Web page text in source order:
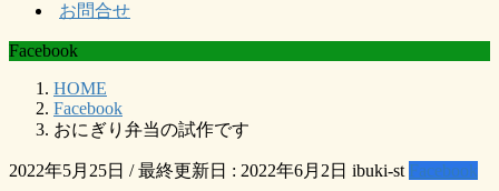
お問合せ
Facebook
HOME
Facebook
おにぎり弁当の試作です
2022年5月25日 / 最終更新日 : 2022年6月2日 ibuki-st Facebook